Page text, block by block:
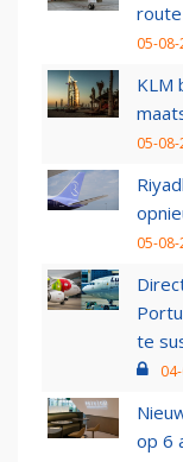
05-
KLM
05-
05-
te
op 6